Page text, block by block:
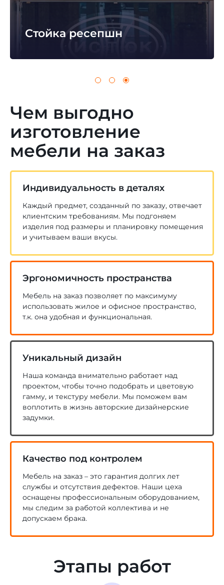
Стойка ресепшн
Чем выгодно
изготовление
мебели на заказ
Индивидуальность в деталях
Каждый предмет, созданный по заказу, отвечает
клиентским требованиям. Мы подгоняем
изделия под размеры и планировку помещения
и учитываем ваши вкусы.
Эргономичность пространства
Мебель на заказ позволяет по максимуму
использовать жилое и офисное пространство,
т.к. она удобная и функциональная.
Уникальный дизайн
Наша команда внимательно работает над
проектом, чтобы точно подобрать и цветовую
гамму, и текстуру мебели. Мы поможем вам
воплотить в жизнь авторские дизайнерские
задумки.
Качество под контролем
Мебель на заказ – это гарантия долгих лет
службы и отсутствия дефектов. Наши цеха
оснащены профессиональным оборудованием,
мы следим за работой коллектива и не
допускаем брака.
Этапы работ